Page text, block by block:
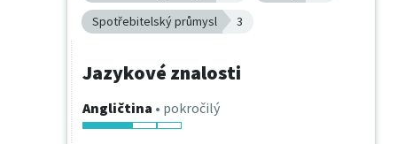
Spotřebitelský průmysl
3
Jazykové znalosti
Angličtina • pokročilý